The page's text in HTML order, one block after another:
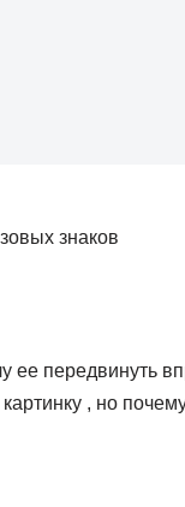
знаков
ее передвинуть
, но